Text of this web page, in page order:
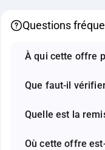
Questions
À qui cette offre
Que faut-il
Quelle est la
Où cette offre